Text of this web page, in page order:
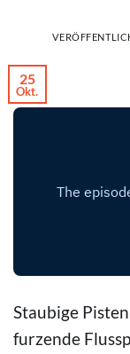
25
Okt.
Staubige
furzende